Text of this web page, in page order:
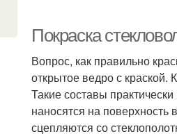
покраске
Покраска
Вопрос, как правильно
открытое ведро с краской.
Такие составы
наносятся на
сцепляются со